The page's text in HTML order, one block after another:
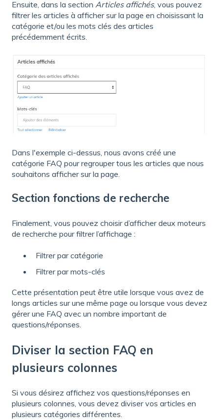
Ensuite, dans la section Articles affichés, vous pouvez
filtrer les articles à afficher sur la page en choisissant la
catégorie et/ou les mots clés des articles
précédemment écrits.
Dans l'exemple ci-dessus, nous avons créé une
catégorie FAQ pour regrouper tous les articles que nous
souhaitons afficher sur la page.
Section fonctions de recherche
Finalement, vous pouvez choisir d’afficher deux moteurs
de recherche pour filtrer l’affichage :
​Filtrer par catégorie
Filtrer par mots-clés
Cette présentation peut être utile lorsque vous avez de
longs articles sur une même page ou lorsque vous devez
gérer une FAQ avec un nombre important de
questions/réponses.
Diviser la section FAQ en
plusieurs colonnes
Si vous désirez affichez vos questions/réponses en
plusieurs colonnes, vous devez diviser vos articles en
plusieurs catégories différentes.